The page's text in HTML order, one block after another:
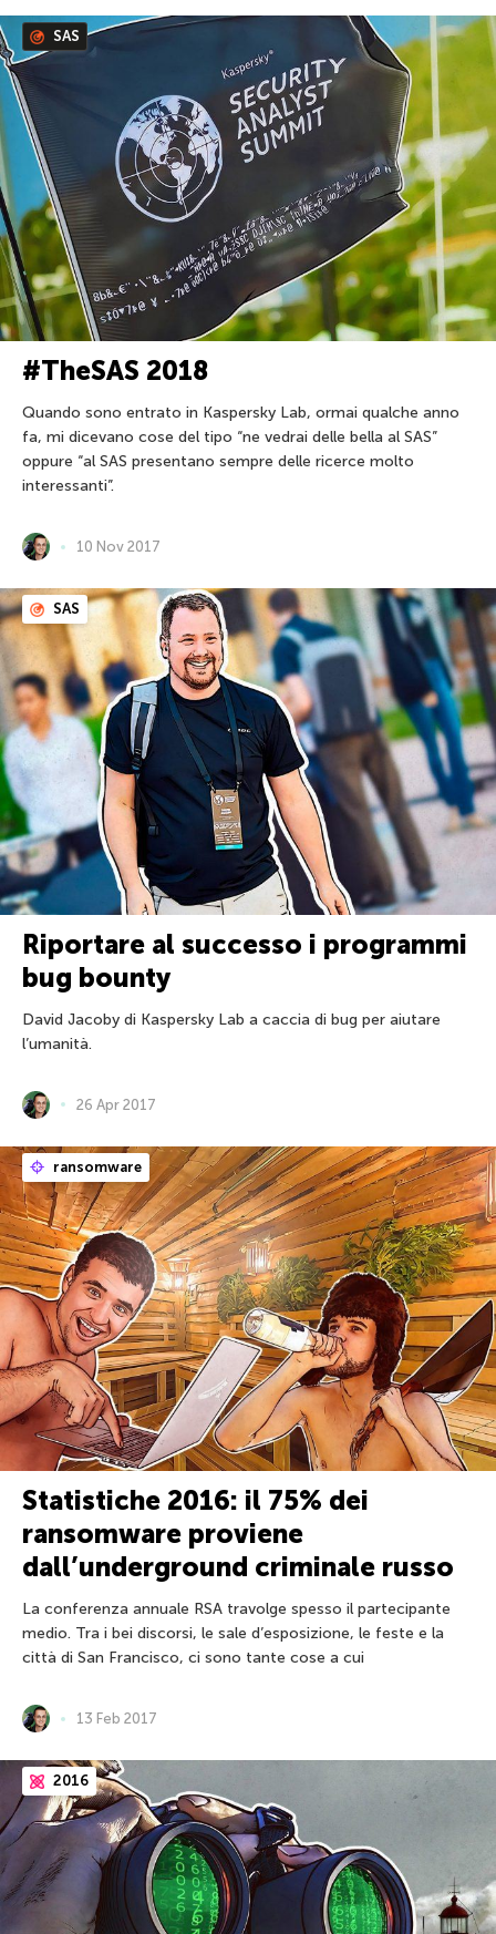
SAS
#TheSAS 2018
Quando sono entrato in Kaspersky Lab, ormai qualche anno
fa, mi dicevano cose del tipo “ne vedrai delle bella al SAS”
oppure “al SAS presentano sempre delle ricerce molto
interessanti”.
10 Nov 2017
SAS
Riportare al successo i programmi
bug bounty
David Jacoby di Kaspersky Lab a caccia di bug per aiutare
l’umanità.
26 Apr 2017
ransomware
Statistiche 2016: il 75% dei
ransomware proviene
dall’underground criminale russo
La conferenza annuale RSA travolge spesso il partecipante
medio. Tra i bei discorsi, le sale d’esposizione, le feste e la
città di San Francisco, ci sono tante cose a cui
13 Feb 2017
2016